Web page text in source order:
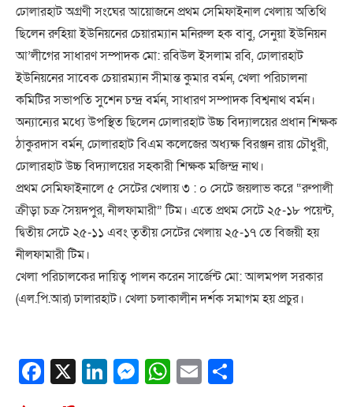
ঢোলারহাট অগ্রণী সংঘের আয়োজনে প্রথম সেমিফাইনাল খেলায় অতিথি
ছিলেন রুহিয়া ইউনিয়নের চেয়ারম্যান মনিরুল হক বাবু, সেনুয়া ইউনিয়ন
আ’লীগের সাধারণ সম্পাদক মো: রবিউল ইসলাম রবি, ঢোলারহাট
ইউনিয়নের সাবেক চেয়ারম্যান সীমান্ত কুমার বর্মন, খেলা পরিচালনা
কমিটির সভাপতি সুশেন চন্দ্র বর্মন, সাধারণ সম্পাদক বিশ্বনাথ বর্মন।
অন্যান্যের মধ্যে উপস্থিত ছিলেন ঢোলারহাট উচ্চ বিদ্যালয়ের প্রধান শিক্ষক
ঠাকুরদাস বর্মন, ঢোলারহাট বিএম কলেজের অধ্যক্ষ বিরঞ্জন রায় চৌধুরী,
ঢোলারহাট উচ্চ বিদ্যালয়ের সহকারী শিক্ষক মজিন্দ্র নাথ।
প্রথম সেমিফাইনালে ৫ সেটের খেলায় ৩ : ০ সেটে জয়লাভ করে “রুপালী
ক্রীড়া চক্র সৈয়দপুর, নীলফামারী” টিম। এতে প্রথম সেটে ২৫-১৮ পয়েন্ট,
দ্বিতীয় সেটে ২৫-১১ এবং তৃতীয় সেটের খেলায় ২৫-১৭ তে বিজয়ী হয়
নীলফামারী টিম।
খেলা পরিচালকের দায়িত্ব পালন করেন সার্জেন্ট মো: আলমপল সরকার
(এল.পি.আর) ঢালারহাট। খেলা চলাকালীন দর্শক সমাগম হয় প্রচুর।
Facebook
X LinkedIn
Messenger
WhatsApp
Email